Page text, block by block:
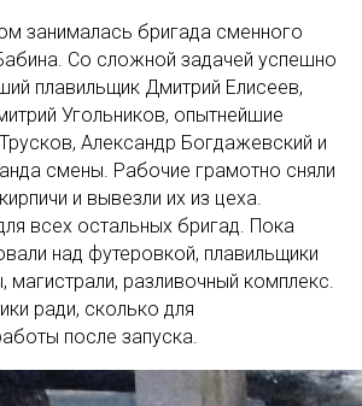
занималась бригада сменного
Со сложной задачей успешно
плавильщик Дмитрий Елисеев,
Угольников, опытнейшие
Александр Богдажевский и
смены. Рабочие грамотно сняли
и вывезли их из цеха.
всех остальных бригад. Пока
над футеровкой, плавильщики
магистрали, разливочный комплекс.
ради, сколько для
после запуска.